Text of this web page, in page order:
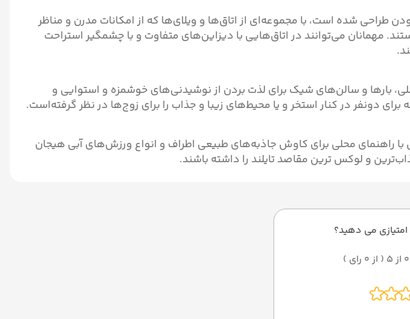
طراحی شده است، با مجموعه‌ای از اتاق‌ها و ویلای‌ها که از امکانات مدرن و مناظر
مهمانان می‌توانند در اتاق‌هایی با دیزاین‌های متفاوت و با چشمگیر استراحت
بارها و سالن‌های شیک برای لذت بردن از نوشیدنی‌های خوشمزه و استوایی و
دونفر در کنار استخر و یا محیط‌های زیبا و جذاب را برای زوج‌ها در نظر گرفته‌است.
با راهنمای محلی برای کاوش جاذبه‌های طبیعی اطراف و انواع ورزش‌های آبی هیجان
و لوکس ترین مقاصد تایلند را داشته باشند.
می دهید؟